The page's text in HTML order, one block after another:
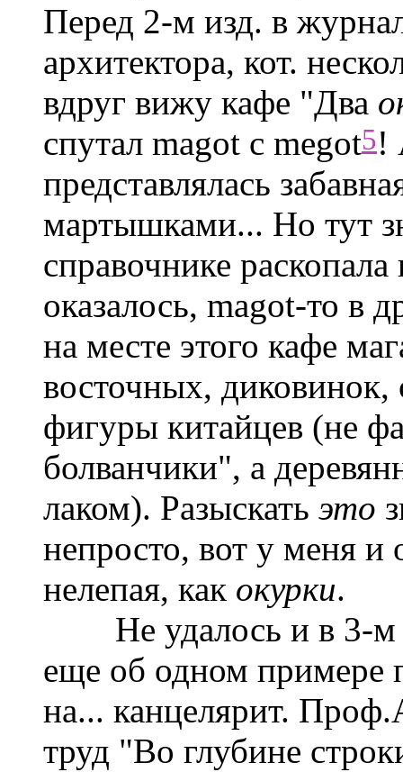
Перед 2-м изд. в
архитектора, кот.
вдруг вижу кафе "Два
спутал magot с megot5!
представлялась
мартышками... Но тут
справочнике
оказалось, magot-то в
на месте этого кафе
восточных,
фигуры китайцев (не
болванчики", а
лаком). Разыскать это
непросто, вот у меня и
нелепая, как окурки.
Не удалось и в 3-м
еще об одном примере
на... канцелярит.
труд "Во глубине